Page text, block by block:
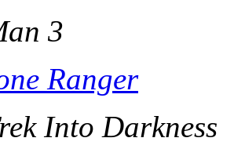
3
Ranger
Into Darkness